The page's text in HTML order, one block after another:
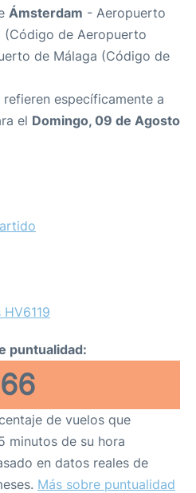
Ámsterdam - Aeropuerto
(Código de Aeropuerto
de Málaga (Código de
específicamente a
el Domingo, 09 de Agosto
puntualidad:
66
de vuelos que
minutos de su hora
en datos reales de
Más sobre puntualidad